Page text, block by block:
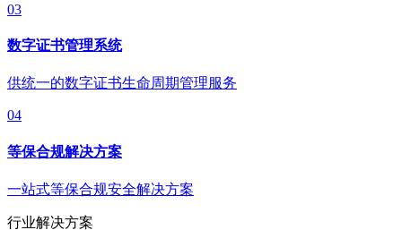
03
数字证书管理系统
供统一的数字证书生命周期管理服务
04
等保合规解决方案
一站式等保合规安全解决方案
行业解决方案